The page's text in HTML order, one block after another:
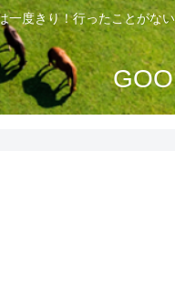
一度きり！行ったことがな